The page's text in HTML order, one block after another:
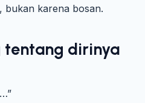
bukan karena bosan.
tentang dirinya